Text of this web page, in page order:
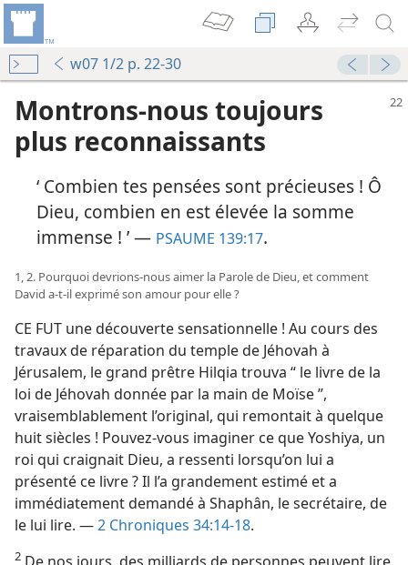
w07 1/2 p. 22-30
Montrons-​nous toujours
plus reconnaissants
‘ Combien tes pensées sont précieuses ! Ô
Dieu, combien en est élevée la somme
immense ! ’ — PSAUME 139:17.
1, 2. Pourquoi devrions-​nous aimer la Parole de Dieu, et comment
David a-​t-​il exprimé son amour pour elle ?
CE FUT une découverte sensationnelle ! Au cours des
travaux de réparation du temple de Jéhovah à
Jérusalem, le grand prêtre Hilqia trouva “ le livre de la
loi de Jéhovah donnée par la main de Moïse ”,
vraisemblablement l’original, qui remontait à quelque
huit siècles ! Pouvez-​vous imaginer ce que Yoshiya, un
roi qui craignait Dieu, a ressenti lorsqu’on lui a
présenté ce livre ? Il l’a grandement estimé et a
immédiatement demandé à Shaphân, le secrétaire, de
le lui lire. —2 Chroniques 34:14-18.
2 De nos jours, des milliards de personnes peuvent lire